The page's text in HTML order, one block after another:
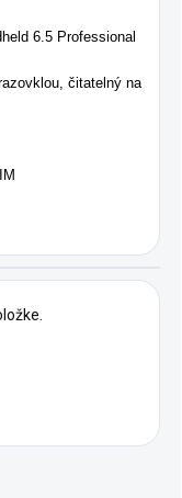
6.5 Professional
čitatelný na